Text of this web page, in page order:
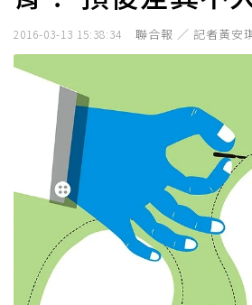
2016-03-13 15:38:34 聯合報 ／ 記者黃安